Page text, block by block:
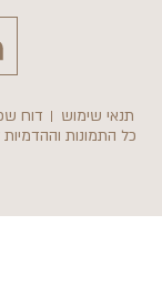
שימוש דוח שכר
וההדמיות